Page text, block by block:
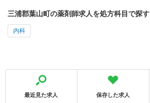
三浦郡葉山町の薬剤師求人を処方科目で探す
内科
最近見た求人 保存した求人